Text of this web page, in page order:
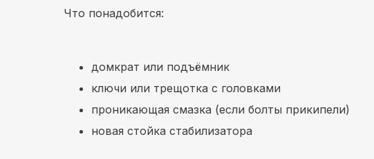
Что понадобится:
домкрат или подъёмник
ключи или трещотка с головками
проникающая смазка (если болты прикипели)
новая стойка стабилизатора